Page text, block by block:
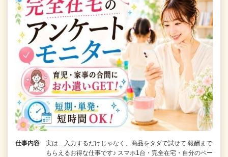
仕事内容
実は…入力するだけじゃなく、商品をタダで試せて 報酬まで
もらえるお得な仕事です♪ スマホ1台・完全在宅・自分のペー